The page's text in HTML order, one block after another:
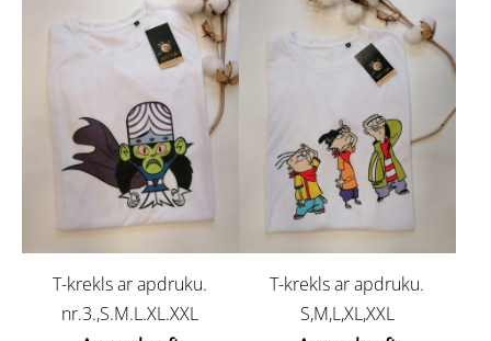
T-krekls ar apdruku.
nr.3.,S.M.L.XL.XXL
T-krekls ar apdruku.
S,M,L,XL,XXL